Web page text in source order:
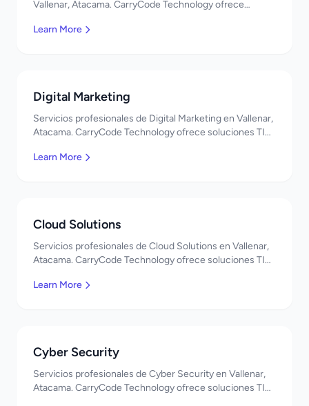
Vallenar, Atacama. CarryCode Technology ofrece
Learn More
Digital Marketing
Servicios profesionales de Digital Marketing en Vallenar,
Atacama. CarryCode Technology ofrece soluciones TI
Learn More
Cloud Solutions
Servicios profesionales de Cloud Solutions en Vallenar,
Atacama. CarryCode Technology ofrece soluciones TI
Learn More
Cyber Security
Servicios profesionales de Cyber Security en Vallenar,
Atacama. CarryCode Technology ofrece soluciones TI